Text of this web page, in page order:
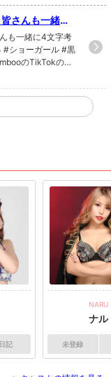
さんも一緒に4
裂愛してる #シ
も一緒に4文字考
必見です‼️ #誕
服あるある #
日プレ
サッカー選手の
#フランス代
ーガール
ー選手の名前わ
願いします❤
ホットニュース一覧を見る
日記
NARU
ナル
未登録